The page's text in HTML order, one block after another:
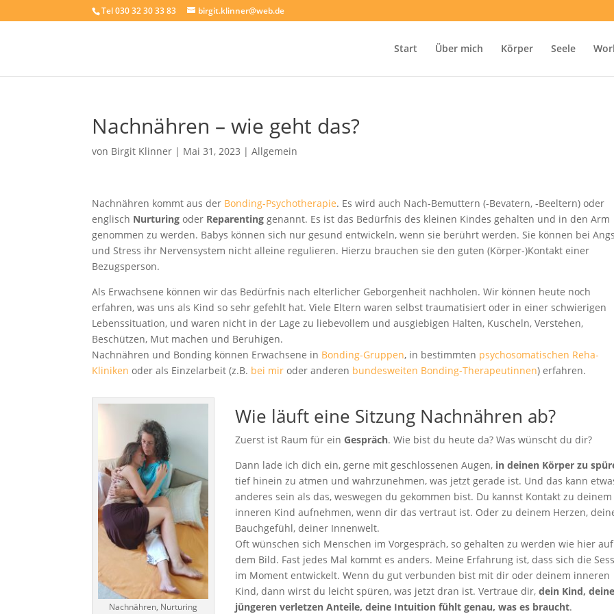
Tel 030 32 30 33 83 birgit.klinner@web.de
Start Über mich Körper Seele
Nachnähren – wie geht das?
von Birgit Klinner | Mai 31, 2023 |Allgemein
Nachnähren kommt aus der Bonding-Psychotherapie. Es wird auch Nach-Bemuttern (-Bevatern, -Beeltern) oder
englisch Nurturingoder Reparenting genannt. Es ist das Bedürfnis des kleinen Kindes gehalten und in den Arm
genommen zu werden. Babys können sich nur gesund entwickeln, wenn sie berührt werden. Sie können bei
und Stress ihr Nervensystem nicht alleine regulieren. Hierzu brauchen sie den guten (Körper-)Kontakt einer
Bezugsperson.
Als Erwachsene können wir das Bedürfnis nach elterlicher Geborgenheit nachholen. Wir können heute noch
erfahren, was uns als Kind so sehr gefehlt hat. Viele Eltern waren selbst traumatisiert oder in einer schwierigen
Lebenssituation, und waren nicht in der Lage zu liebevollem und ausgiebigen Halten, Kuscheln, Verstehen,
Beschützen, Mut machen und Beruhigen.
Nachnähren und Bonding können Erwachsene in Bonding-Gruppen, in bestimmten psychosomatischen Reha-
Kliniken oder als Einzelarbeit (z.B. bei mir oder anderen bundesweiten Bonding-Therapeutinnen) erfahren.
Nachnähren, Nurturing
Wie läuft eine Sitzung Nachnähren ab?
Zuerst ist Raum für einGespräch. Wie bist du heute da? Was wünscht du dir?
Dann lade ich dich ein, gerne mit geschlossenen Augen, in deinen Körper zu
tief hinein zu atmen und wahrzunehmen, was jetzt gerade ist. Und das kann
anderes sein als das, weswegen du gekommen bist. Du kannst Kontakt zu deinem
inneren Kind aufnehmen, wenn dir das vertraut ist. Oder zu deinem Herzen,
Bauchgefühl, deiner Innenwelt.
Oft wünschen sich Menschen im Vorgespräch, so gehalten zu werden wie hier auf
dem Bild. Fast jedes Mal kommt es anders. Meine Erfahrung ist, dass sich die
im Moment entwickelt. Wenn du gut verbunden bist mit dir oder deinem inneren
Kind, dann wirst du leicht spüren, was jetzt dran ist. Vertraue dir,dein Kind, deine
jüngeren verletzen Anteile, deine Intuition fühlt genau, was es braucht.